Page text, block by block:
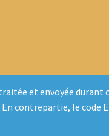
et envoyée
contrepartie, le code